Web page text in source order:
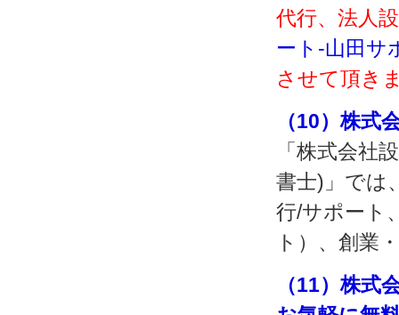
代行、法人
ート‐山田サ
させて頂き
（10）株式
「株式会社
書士)」では
行/サポート
ト）、創業
（11）株式